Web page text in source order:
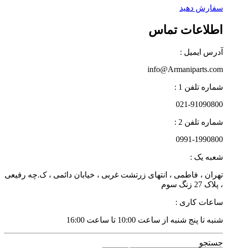
دهید
تماس
ایمیل :
تلفن 1 :
021-
تلفن 2 :
0991-
یک :
، فاطمی ، انتهای زرتشت غربی ، خیابان دائمی ، ک.چه رفیعی
27 زنگ سوم
کاری :
تا پنج شنبه از ساعت 10:00 تا ساعت 16:00